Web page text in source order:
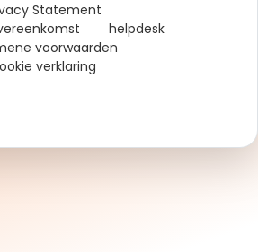
Statement
helpdesk
voorwaarden
verklaring